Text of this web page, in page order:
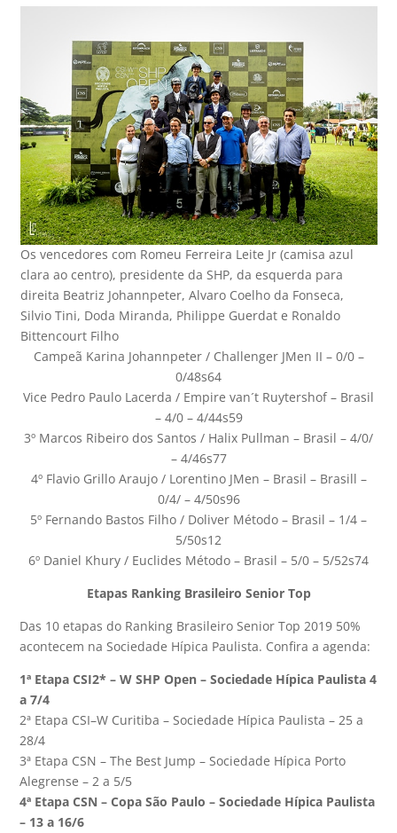
Os vencedores com Romeu Ferreira Leite Jr (camisa azul
clara ao centro), presidente da SHP, da esquerda para
direita Beatriz Johannpeter, Alvaro Coelho da Fonseca,
Silvio Tini, Doda Miranda, Philippe Guerdat e Ronaldo
Bittencourt Filho
Campeã Karina Johannpeter / Challenger JMen II – 0/0 –
0/48s64
Vice Pedro Paulo Lacerda / Empire van´t Ruytershof – Brasil
– 4/0 – 4/44s59
3º Marcos Ribeiro dos Santos / Halix Pullman – Brasil – 4/0/
– 4/46s77
4º Flavio Grillo Araujo / Lorentino JMen – Brasil – Brasill –
0/4/ – 4/50s96
5º Fernando Bastos Filho / Doliver Método – Brasil – 1/4 –
5/50s12
6º Daniel Khury / Euclides Método – Brasil – 5/0 – 5/52s74
Etapas Ranking Brasileiro Senior Top
Das 10 etapas do Ranking Brasileiro Senior Top 2019 50%
acontecem na Sociedade Hípica Paulista. Confira a agenda:
1ª Etapa CSI2* – W SHP Open – Sociedade Hípica Paulista 4
a 7/4
2ª Etapa CSI–W Curitiba – Sociedade Hípica Paulista – 25 a
28/4
3ª Etapa CSN – The Best Jump – Sociedade Hípica Porto
Alegrense – 2 a 5/5
4ª Etapa CSN – Copa São Paulo – Sociedade Hípica Paulista
– 13 a 16/6